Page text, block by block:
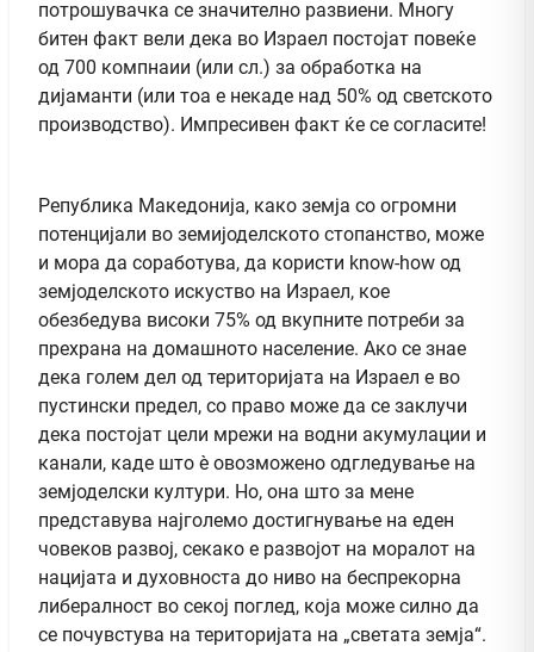
потрошувачка се значително развиени. Многу
битен факт вели дека во Израел постојат повеќе
од 700 компнаии (или сл.) за обработка на
дијаманти (или тоа е некаде над 50% од светското
производство). Импресивен факт ќе се согласите!
Република Македонија, како земја со огромни
потенцијали во земијоделското стопанство, може
и мора да соработува, да користи know-how од
земјоделското искуство на Израел, кое
обезбедува високи 75% од вкупните потреби за
прехрана на домашното население. Ако се знае
дека голем дел од територијата на Израел е во
пустински предел, со право може да се заклучи
дека постојат цели мрежи на водни акумулации и
канали, каде што è овозможено одгледување на
земјоделски култури. Но, она што за мене
представува најголемо достигнување на еден
човеков развој, секако е развојот на моралот на
нацијата и духовноста до ниво на беспрекорна
либералност во секој поглед, која може силно да
се почувстува на територијата на „светата земја“.